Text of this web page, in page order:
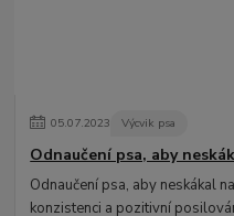
05.07.2023 Výcvik psa
Odnaučení psa, aby
Odnaučení psa, aby neskákal
konzistenci a pozitivní